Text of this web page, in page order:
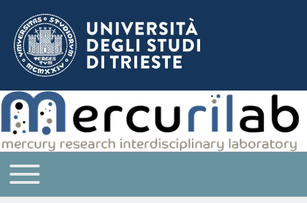
Navigazione principale
Toggle main menu